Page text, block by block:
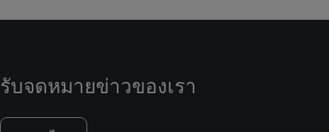
รับจดหมายข่าวของเรา